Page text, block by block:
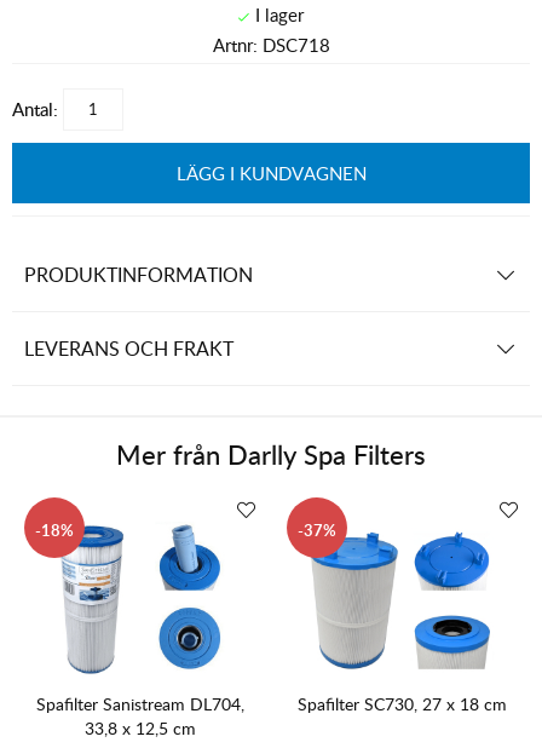
Artnr: DSC718
Antal:
LÄGG I KUNDVAGNEN
PRODUKTINFORMATION
LEVERANS OCH FRAKT
Mer från Darlly Spa Filters
18
Spafilter Sanistream DL704,
33,8 x 12,5 cm
37
Spafilter SC730, 27 x 18 cm